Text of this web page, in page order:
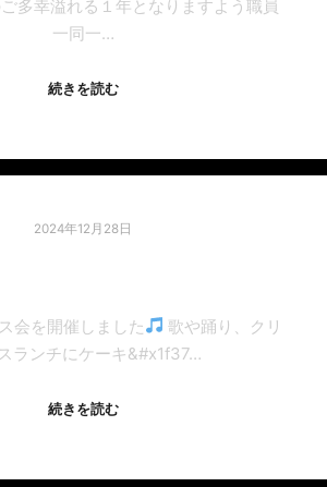
多幸溢れる１年となりますよう職員
一同一…
続きを読む
2024年12月28日
会を開催しました
歌や踊り、クリ
ランチにケーキ&#x1f37…
続きを読む